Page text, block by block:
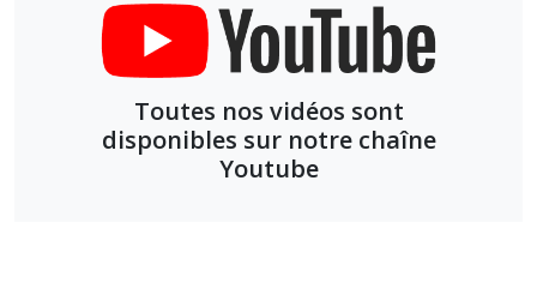
Toutes nos vidéos sont
disponibles sur notre chaîne
Youtube